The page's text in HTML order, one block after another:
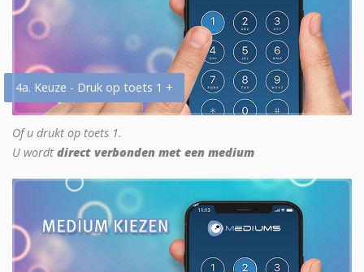
4a. Keuze - Druk op toets 1 +
Of u drukt op toets 1.
U wordt direct verbonden met een medium